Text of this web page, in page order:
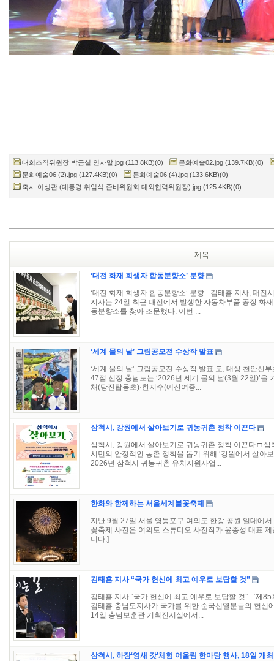
대회조직위원장 박금실 인사말.jpg (113.8KB)(0)
문화예술02.jpg (139.7KB)(0)
문화예술06 (2).jpg (127.4KB)(0)
문화예술06 (4).jpg (133.6KB)(0)
축사 이성관 (대통령 취임식 준비위원회 대외협력위원장).jpg (125.4KB)(0)
제목
‘대전 화재 희생자 합동분향소’ 분향
‘대전 화재 희생자 합동분향소’ 분향 - 김태흠 지사, 대
지사는 24일 최근 대전에서 발생한 자동차부품 공장 화
동분향소를 찾아 조문했다. 이번 ...
‘세계 물의 날’ 그림공모전 수상작 발표
‘세계 물의 날’ 그림공모전 수상작 발표 도, 대상 천안신
47점 선정 충남도는 ‘2026년 세계 물의 날(3월 22일)’
채(당진탑동초)·한지수(예산여중...
삼척시, 강원에서 살아보기로 귀농귀촌 정착 이끈다
삼척시, 강원에서 살아보기로 귀농귀촌 정착 이끈다 □
시민의 안정적인 농촌 정착을 돕기 위해 ‘강원에서 살아
2026년 삼척시 귀농귀촌 유치지원사업...
한화와 함께하는 서울세계불꽃축제
지난 9월 27일 서울 영등포구 여의도 한강 공원 일대에
꽃축제 사진은 여의도 스튜디오 사진작가 윤종성 대표
니다.]
김태흠 지사 “국가 헌신에 최고 예우로 보답할 것”
김태흠 지사 “국가 헌신에 최고 예우로 보답할 것” - ‘제
김태흠 충남도지사가 국가를 위한 순국선열분들의 헌신
14일 충남보훈관 기획전시실에서...
삼척시, 하장‘영새 갓’체험 어울림 한마당 행사, 18일 개최